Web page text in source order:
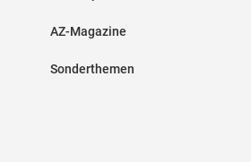
AZ-Magazine
Sonderthemen